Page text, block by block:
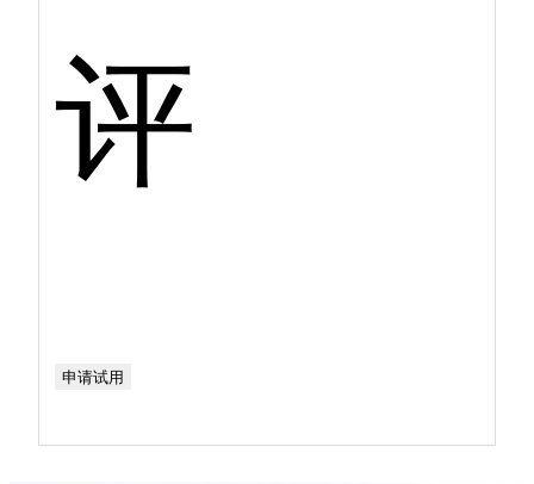
评
申请试用